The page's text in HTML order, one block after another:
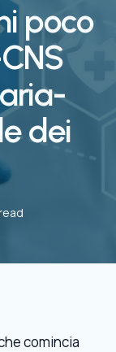
poco
dei
comincia